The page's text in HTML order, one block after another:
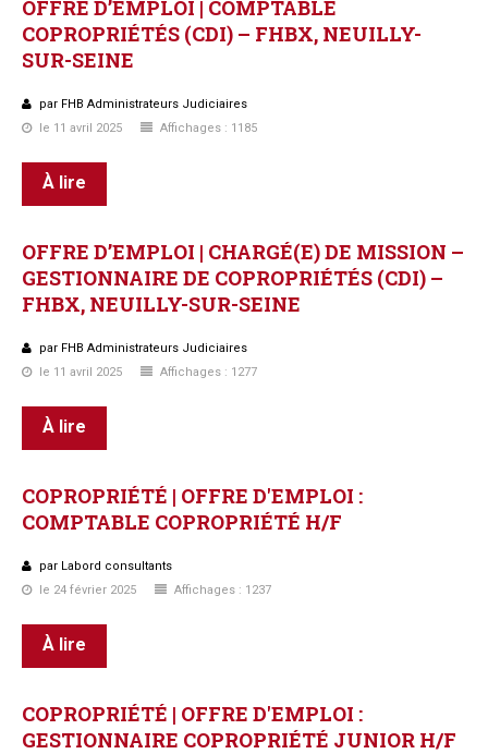
OFFRE D’EMPLOI | COMPTABLE
COPROPRIÉTÉS (CDI) – FHBX, NEUILLY-
SUR-SEINE
par FHB Administrateurs Judiciaires
le 11 avril 2025
Affichages : 1185
À lire
OFFRE D’EMPLOI | CHARGÉ(E)DE MISSION –
GESTIONNAIRE DE COPROPRIÉTÉS (CDI) –
FHBX, NEUILLY-SUR-SEINE
par FHB Administrateurs Judiciaires
le 11 avril 2025
Affichages : 1277
À lire
COPROPRIÉTÉ | OFFRE D'EMPLOI :
COMPTABLE COPROPRIÉTÉ H/F
par Labord consultants
le 24 février 2025
Affichages : 1237
À lire
COPROPRIÉTÉ | OFFRE D'EMPLOI :
GESTIONNAIRE COPROPRIÉTÉ JUNIOR H/F